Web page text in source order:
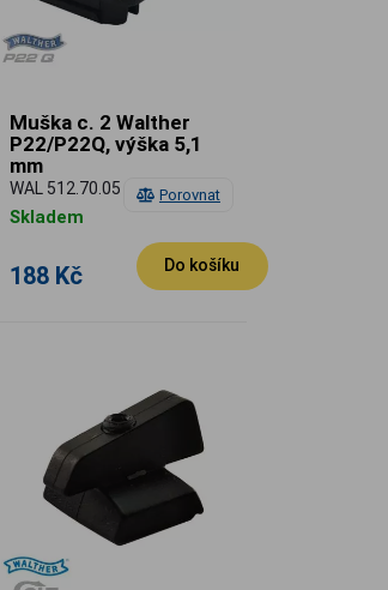
Porovnat
Muška c. 2 Walther
P22/P22Q, výška 5,1
mm
WAL 512.70.05
Skladem
188 Kč Do košíku